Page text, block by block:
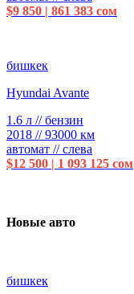
$9 850 | 861 383 сом
бишкек
Hyundai Avante
1.6 л // бензин
2018 // 93000 км
автомат // слева
$12 500 | 1 093 125 сом
Новые авто
бишкек